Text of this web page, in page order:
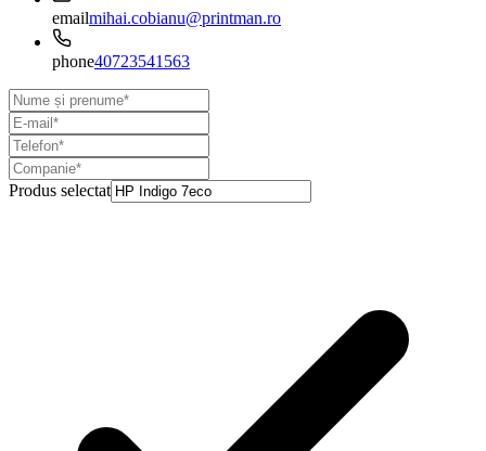
emailmihai.cobianu@printman.ro
phone40723541563
Produs selectat